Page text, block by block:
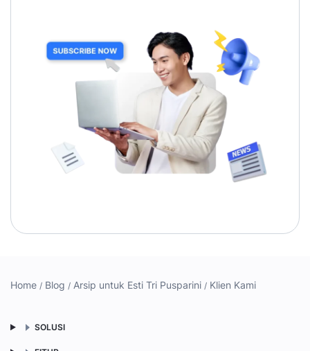
Home Blog Arsip untuk Esti Tri Pusparini Klien Kami
SOLUSI